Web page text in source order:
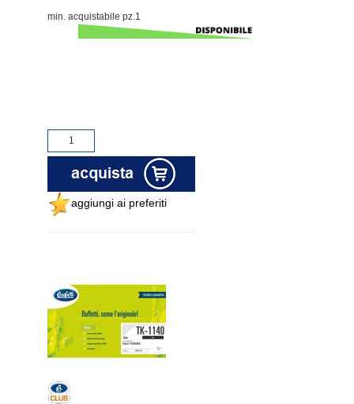
min. acquistabile pz.1
aggiungi ai preferiti